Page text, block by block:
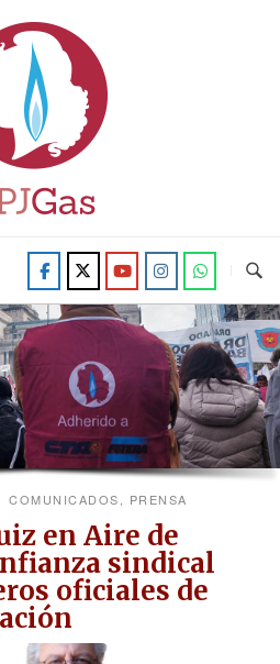
COMUNICADOS, PRENSA
en Aire de
sindical
oficiales de